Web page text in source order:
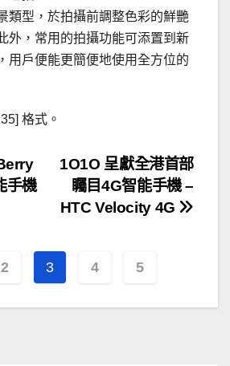
類型，於拍攝前調整色彩的鮮艷
外，常用的拍攝功能可添置到新
用戶便能更簡便地使用全方位的
格式。
1O1O 呈獻全港首部
矚目4G智能手機 –
HTC Velocity 4G
手機
2 3 4 5